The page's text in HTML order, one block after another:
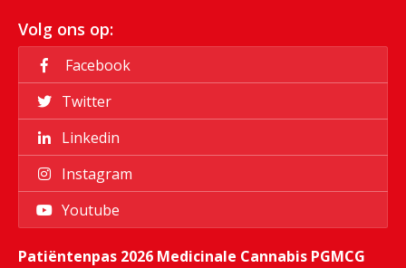
Volg ons op:
Facebook
Twitter
Linkedin
Instagram
Youtube
Patiëntenpas 2026 Medicinale Cannabis PGMCG